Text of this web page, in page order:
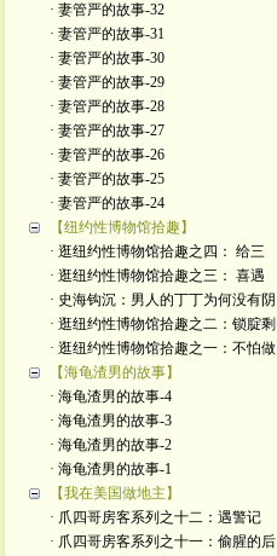
· 妻管严的故事-32
· 妻管严的故事-31
· 妻管严的故事-30
· 妻管严的故事-29
· 妻管严的故事-28
· 妻管严的故事-27
· 妻管严的故事-26
· 妻管严的故事-25
· 妻管严的故事-24
【纽约性博物馆拾趣】
· 逛纽约性博物馆拾趣之四： 给三
· 逛纽约性博物馆拾趣之三： 喜遇
· 史海钩沉：男人的丁丁为何没有阴
· 逛纽约性博物馆拾趣之二：锁腚剩
· 逛纽约性博物馆拾趣之一：不怕做
【海龟渣男的故事】
· 海龟渣男的故事-4
· 海龟渣男的故事-3
· 海龟渣男的故事-2
· 海龟渣男的故事-1
【我在美国做地主】
· 爪四哥房客系列之十二：遇警记
· 爪四哥房客系列之十一：偷腥的后